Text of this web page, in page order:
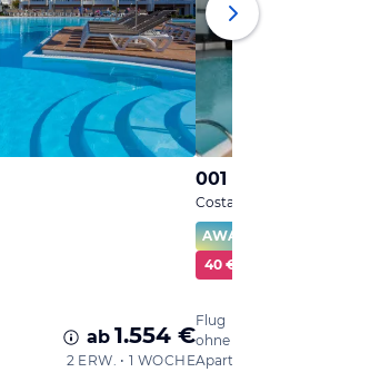
ab 1.554 €
2 ERW. • 1 WOCHE
001 HIGOS BEACH
Costa Calma,
AWARD
40 € Cashback
Flug
ohne Verpflegung
Apartement